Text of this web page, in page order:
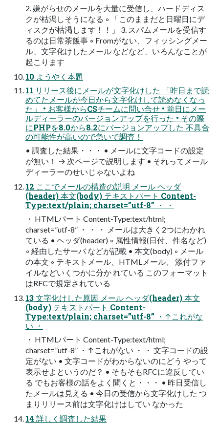
2. 嫌がらせのメールを大量に受信し、ハードディス
クが枯渇しそうになる ◦ 「このままだと日曜日にデ
ィスクが枯渇します！！」 3. スパムメールを受信す
るのは日常茶飯事 ◦ Fromがない、フィッシングメー
ル、文字化けしたメール などなど、いろんなことが
起こります
10 ようやく本題
11 リリース後にメールが文字化けした 「昨日まで読
めてたメールが今日から文字化けして読めなくなっ
た」 • お客様からCSチームに問い合せ • 前日にメー
ルディーラーのバージョンアップを行った • その際
にPHPを8.0から8.2にバージョンアップした 不具合
の可能性が高いので急いで調査！
• 調査した結果・・・ • メールに文字コードの設定
が無い！ → 次ページで説明します • それってメール
ディーラーのせいじゃないよね
12 ここでメールの構造の説明 メール ヘッダ
(header) 本文(body) テキストパート Content-
Type:text/plain; charset=”utf-8” ・ ・
・ HTMLパート Content-Type:text/html;
charset=”utf-8” ・ ・ ・ メールは大きく2つにわかれ
ている • ヘッダ(header) ◦ 属性情報(日付、件名など)
◦ 経由したサーバ などが記載 • 本文(body) ◦ メール
の本文 ◦ テキストメール、HTMLメール、 添付ファ
イルなどいくつかに分か れている このフォーマット
はRFCで規定されている
13 文字化けした原因 メール ヘッダ(header) 本文
(body) テキストパート Content-
Type:text/plain; charset=”utf-8” ・↑これがな
い ・
・ HTMLパート Content-Type:text/html;
charset=”utf-8” ・↑これがない ・ ・ 文字コードの設
定がない • 文字コードがわからないのにどう やって
表示せよというのだ？ • そもそもRFCに違反してい
る でもお客様の話をよく聞くと・・・ • 昨日受信し
たメールは見える • 今日の受信から文字化けした つ
まりリリース前は文字化けはしてい なかった
14 詳しく調査した結果